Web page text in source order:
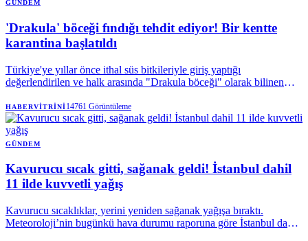
GÜNDEM
'Drakula' böceği fındığı tehdit ediyor! Bir kentte
karantina başlatıldı
Türkiye'ye yıllar önce ithal süs bitkileriyle giriş yaptığı
değerlendirilen ve halk arasında "Drakula böceği" olarak bilinen
kaynaklarından fındığı tehdit etmeyi sürdürüyor. Trabzon'da
başlayan mücadele devam ederken, böceğin son olarak Rize'de
görülmesi üzerine bölgede karantina tedbirleri uygulamaya alındı.
HABERVITRINI14761 Görüntüleme
GÜNDEM
Kavurucu sıcak gitti, sağanak geldi! İstanbul dahil
11 ilde kuvvetli yağış
Kavurucu sıcaklıklar, yerini yeniden sağanak yağışa bıraktı.
Meteoroloji’nin bugünkü hava durumu raporuna göre İstanbul dahil